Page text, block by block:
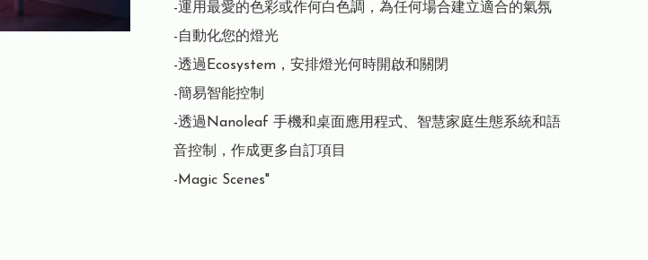
-運用最愛的色彩或作何白色調，為任何場合建立適合的氣氛
-自動化您的燈光
-透過Ecosystem，安排燈光何時開啟和關閉
-簡易智能控制
-透過Nanoleaf 手機和桌面應用程式、智慧家庭生態系統和語
音控制，作成更多自訂項目
-Magic Scenes"